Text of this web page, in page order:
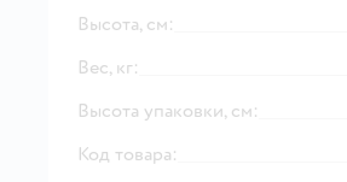
Высота, см:
Вес, кг:
Высота упаковки, см:
Код товара: